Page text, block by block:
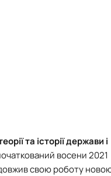
та історії держави і
восени 2021
свою роботу